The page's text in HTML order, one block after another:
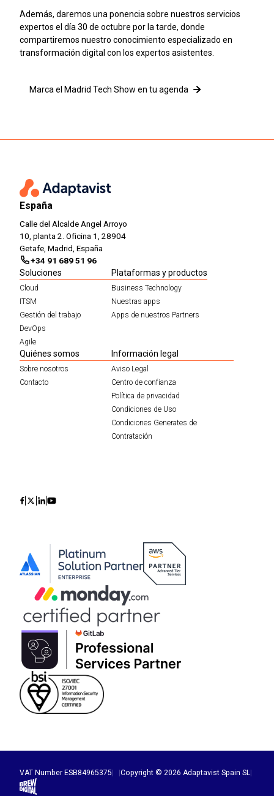
Además, daremos una ponencia sobre nuestros servicios
expertos el día 30 de octubre por la tarde, donde
compartiremos nuestro conocimiento especializado en
transformación digital con los expertos asistentes.
Marca el Madrid Tech Show en tu agenda
España
Calle del Alcalde Angel Arroyo
10, planta 2. Oficina 1, 28904
Getafe, Madrid, España
+34 91 689 51 96
Soluciones
Cloud
ITSM
Gestión del trabajo
DevOps
Agile
Plataformas y productos
Business Technology
Nuestras apps
Apps de nuestros Partners
Quiénes somos
Sobre nosotros
Contacto
Información legal
Aviso Legal
Centro de confianza
Política de privacidad
Condiciones de Uso
Condiciones Generates de
Contratación
IconIconIconIcon
VAT Number ESB84965375 Copyright © 2026 Adaptavist Spain SL
Brew Digital